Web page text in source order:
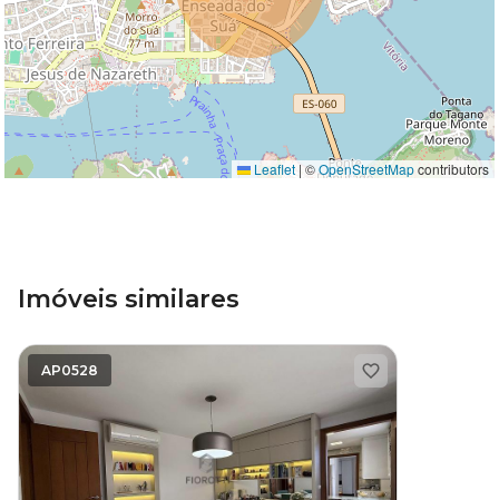
Leaflet | ©OpenStreetMapcontributors
Imóveis similares
AP0528